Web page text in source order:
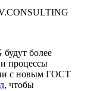
более
процессы
с новым ГОСТ
, чтобы